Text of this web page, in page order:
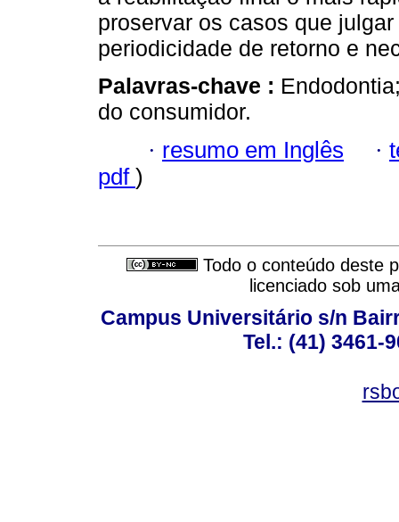
proservar os casos que
periodicidade de retorno e
Palavras-chave :
do consumidor.
· resumo em Inglês ·
pdf )
Todo o conteúdo deste
licenciado sob
Campus Universitário s/n
Tel.: (41) 3461-